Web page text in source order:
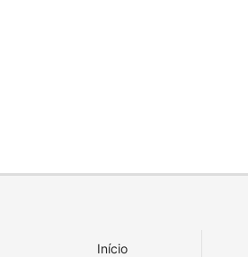
Início